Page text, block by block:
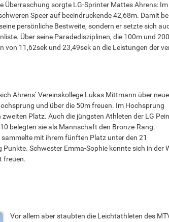
Überraschung sorgte LG-Sprinter Mattes Ahrens:
Speer auf beeindruckende 42,68m. Damit
persönliche Bestweite, sondern er setzte sich
Über seine Paradedisziplinen, die 100m und
von 11,62sek und 23,49sek an die Leistungen der
Ahrens‘ Vereinskollege Lukas Mittmann über neue
und über die 50m freuen. Im Hochsprung
zweiten Platz. Auch die jüngsten Athleten der LG
belegten sie als Mannschaft den Bronze-Rang.
mit ihrem fünften Platz unter den 21
Schwester Emma-Sophie konnte sich in der
freuen.
Vor allem aber staubten die Leichtathleten des